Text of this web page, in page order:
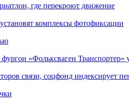
где перекроют движение
комплексы фотофиксации
«Фольксваген Транспортер»
связи, соцфонд индексирует